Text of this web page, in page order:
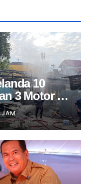
10
3 Motor di